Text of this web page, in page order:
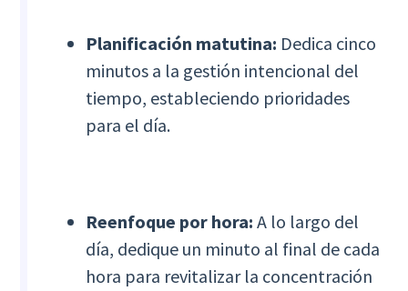
Planificación matutina: Dedica cinco
minutos a la gestión intencional del
tiempo, estableciendo prioridades
para el día.
Reenfoque por hora: A lo largo del
día, dedique un minuto al final de cada
hora para revitalizar la concentración